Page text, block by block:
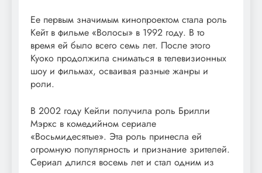
Ее первым значимым кинопроектом стала роль
Кейт в фильме «Волосы» в 1992 году. В то
время ей было всего семь лет. После этого
Куоко продолжила сниматься в телевизионных
шоу и фильмах, осваивая разные жанры и
роли.
В 2002 году Кейли получила роль Брилли
Мэркс в комедийном сериале
«Восьмидесятые». Эта роль принесла ей
огромную популярность и признание зрителей.
Сериал длился восемь лет и стал одним из